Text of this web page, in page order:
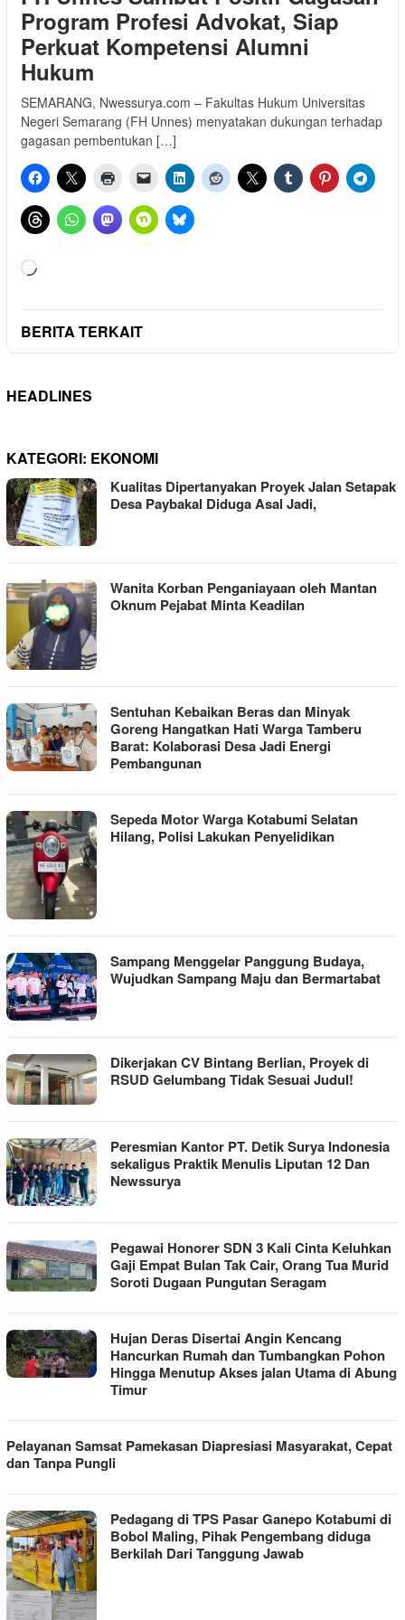
Program Profesi Advokat, Siap
Perkuat Kompetensi Alumni
Hukum
SEMARANG, Nwessurya.com – Fakultas Hukum Universitas
Negeri Semarang (FH Unnes) menyatakan dukungan terhadap
gagasan pembentukan […]
BERITA TERKAIT
HEADLINES
KATEGORI: EKONOMI
Kualitas Dipertanyakan Proyek Jalan Setapak
Desa Paybakal Diduga Asal Jadi,
Wanita Korban Penganiayaan oleh Mantan
Oknum Pejabat Minta Keadilan
Sentuhan Kebaikan Beras dan Minyak
Goreng Hangatkan Hati Warga Tamberu
Barat: Kolaborasi Desa Jadi Energi
Pembangunan
Sepeda Motor Warga Kotabumi Selatan
Hilang, Polisi Lakukan Penyelidikan
Sampang Menggelar Panggung Budaya,
Wujudkan Sampang Maju dan Bermartabat
Dikerjakan CV Bintang Berlian, Proyek di
RSUD Gelumbang Tidak Sesuai Judul!
Peresmian Kantor PT. Detik Surya Indonesia
sekaligus Praktik Menulis Liputan 12 Dan
Newssurya
Pegawai Honorer SDN 3 Kali Cinta Keluhkan
Gaji Empat Bulan Tak Cair, Orang Tua Murid
Soroti Dugaan Pungutan Seragam
Hujan Deras Disertai Angin Kencang
Hancurkan Rumah dan Tumbangkan Pohon
Hingga Menutup Akses jalan Utama di Abung
Timur
Pelayanan Samsat Pamekasan Diapresiasi Masyarakat, Cepat
dan Tanpa Pungli
Pedagang di TPS Pasar Ganepo Kotabumi di
Bobol Maling, Pihak Pengembang diduga
Berkilah Dari Tanggung Jawab